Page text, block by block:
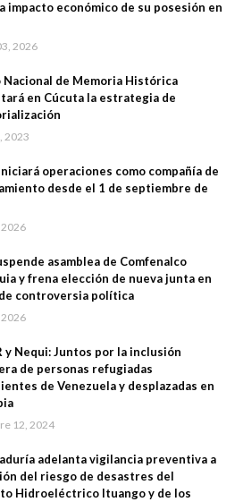
impacto económico de su posesión en
2026
Nacional de Memoria Histórica
en Cúcuta la estrategia de
2023
operaciones como compañía de
desde el 1 de septiembre de
asamblea de Comfenalco
y frena elección de nueva junta en
controversia política
y Nequi: Juntos por la inclusión
de personas refugiadas
de Venezuela y desplazadas en
12, 2024
adelanta vigilancia preventiva a
del riesgo de desastres del
Hidroeléctrico Ituango y de los